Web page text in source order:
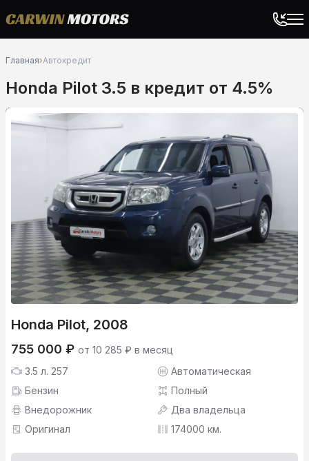
Главная›Автокредит
Honda Pilot 3.5 в кредит от 4.5%
Honda Pilot, 2008
755 000 ₽ от 10 285 ₽ в месяц
3.5 л. 257
Автоматическая
Бензин
Полный
Внедорожник
Два владельца
Оригинал
174000 км.